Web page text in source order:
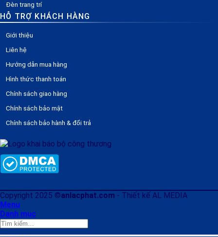
Đèn trang trí
HỖ TRỢ KHÁCH HÀNG
Giới thiệu
Liên hệ
Hướng dẫn mua hàng
Hình thức thanh toán
Chính sách giao hàng
Chính sách bảo mật
Chính sách bảo hành & đổi trả
Copyright 2025 ©anlacphat.com - Thiết kế AL MEDIA
Menu
Danh mục
Tìm